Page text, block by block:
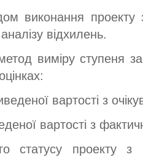
виконання проекту
відхилень.
виміру ступеня
вартості з
вартості з
статусу проекту з